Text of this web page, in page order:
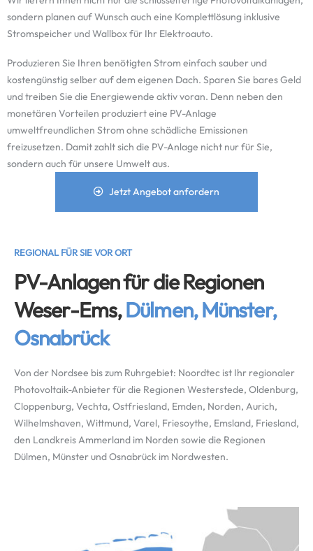
sondern planen auf Wunsch auch eine Komplettlösung inklusive
Stromspeicher und Wallbox für Ihr Elektroauto.
Produzieren Sie Ihren benötigten Strom einfach sauber und
kostengünstig selber auf dem eigenen Dach. Sparen Sie bares Geld
und treiben Sie die Energiewende aktiv voran. Denn neben den
monetären Vorteilen produziert eine PV-Anlage
umweltfreundlichen Strom ohne schädliche Emissionen
freizusetzen. Damit zahlt sich die PV-Anlage nicht nur für Sie,
sondern auch für unsere Umwelt aus.
Jetzt Angebot anfordern
REGIONAL FÜR SIE VOR ORT
PV-Anlagen für die Regionen
Weser-Ems,Dülmen, Münster,
Osnabrück
Von der Nordsee bis zum Ruhrgebiet: Noordtec ist Ihr regionaler
Photovoltaik-Anbieter für die Regionen Westerstede, Oldenburg,
Cloppenburg, Vechta, Ostfriesland, Emden, Norden, Aurich,
Wilhelmshaven, Wittmund, Varel, Friesoythe, Emsland, Friesland,
den Landkreis Ammerland im Norden sowie die Regionen
Dülmen, Münster und Osnabrück im Nordwesten.